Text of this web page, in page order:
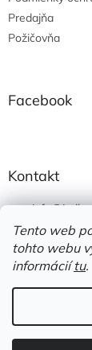
Tento web
tohto webu
informáciítu.
Predajňa
Požičovňa
Facebook
Kontakt
info@
+421 908
https://